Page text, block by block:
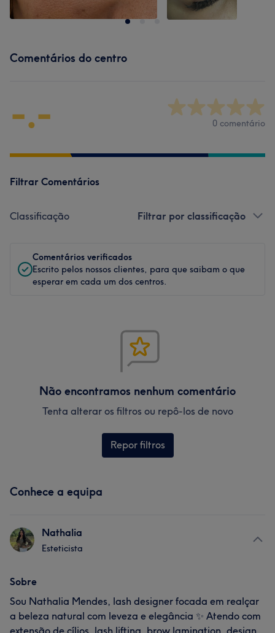
Comentários do centro
-.- 0 comentário
Filtrar Comentários
Classificação Filtrar por classificação
Comentários verificados
Escrito pelos nossos clientes, para que saibam o que
esperar em cada um dos centros.
Não encontramos nenhum comentário
Tenta alterar os filtros ou repô-los de novo
Repor filtros
Conhece a equipa
Nathalia
Esteticista
Sobre
Sou Nathalia Mendes, lash designer focada em realçar
a beleza natural com leveza e elegância ✨ Atendo com
extensão de cílios, lash lifting, brow lamination, design